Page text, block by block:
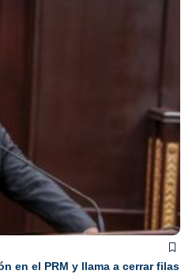
en el PRM y llama a cerrar filas